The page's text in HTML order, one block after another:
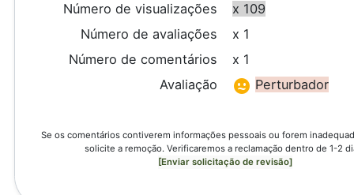
Número de visualizações
x 109
Número de avaliações
x 1
Número de comentários
x 1
Avaliação
Perturbador
Se os comentários contiverem informações pessoais ou forem
solicite a remoção. Verificaremos a reclamação dentro de 1-2
[Enviar solicitação de revisão]